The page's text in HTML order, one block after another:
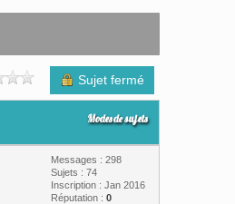
Sujet fermé
Modes de sujets
Messages : 298
Sujets : 74
Inscription : Jan 2016
Réputation : 0